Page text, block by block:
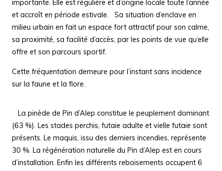
importante. Elle est régulière et d’origine locale toute l’année
et accroît en période estivale.
Sa situation d’enclave en
milieu urbain en fait un espace fort attractif pour son calme,
sa proximité, sa facilité d’accès, par les points de vue qu’elle
offre et son parcours sportif.
Cette fréquentation demeure pour l’instant sans incidence
sur la faune et la flore.
La pinède de Pin d’Alep constitue le peuplement dominant
(63 %). Les stades perchis, futaie adulte et vielle futaie sont
présents. Le maquis, issu des derniers incendies, représente
30 %. La régénération naturelle du Pin d’Alep est en cours
d’installation. Enfin les différents reboisements occupent 6